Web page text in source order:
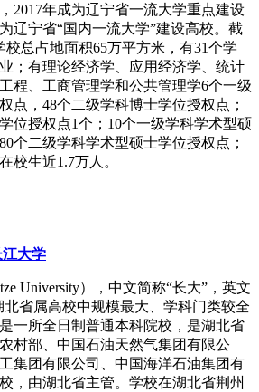
2017年成为辽宁省一流大学重点建设
辽宁省“国内一流大学”建设高校。截
校总占地面积65万平方米，有31个学
；有理论经济学、应用经济学、统计
程、工商管理学和公共管理学6个一级
点，48个二级学科博士学位授权点；
位授权点1个；10个一级学科学术型硕
个二级学科学术型硕士学位授权点；
校生近1.7万人。
江大学
University），中文简称“长大”，英文
北省属高校中规模最大、学科门类较全
一所全日制普通本科院校，是湖北省
村部、中国石油天然气集团有限公
集团有限公司、中国海洋石油集团有
，由湖北省主管。学校在湖北省荆州